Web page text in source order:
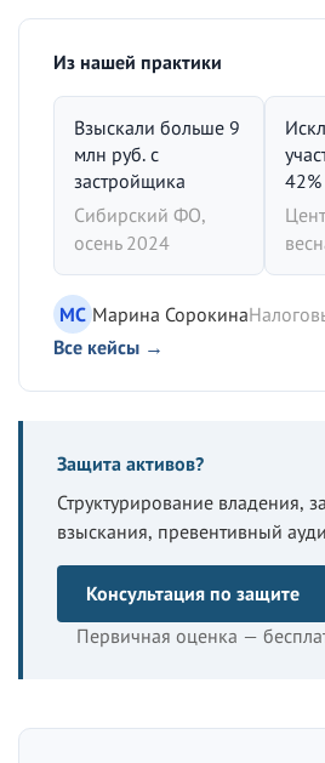
Из нашей практики
Взыскали больше 9
млн руб. с
застройщика
Сибирский ФО,
осень 2024
МС Марина Сорокина
Все кейсы →
Защита активов?
Структурирование владения,
взыскания, превентивный
Консультация по защите
Первичная оценка —